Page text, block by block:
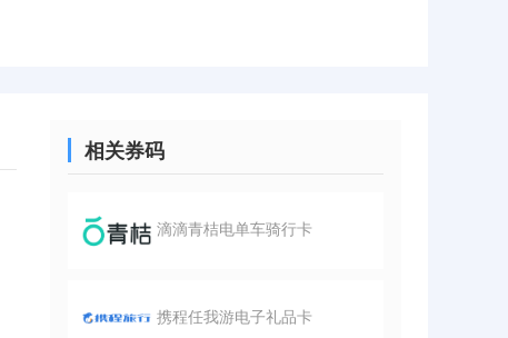
相关券码
滴滴青桔电单车骑行卡
携程任我游电子礼品卡